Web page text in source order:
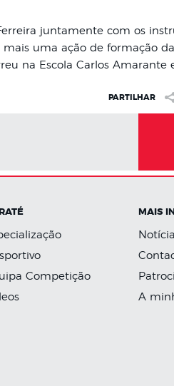
juntamente com os
uma ação de formação
na Escola Carlos Amarante
PARTILHAR
Competição
MAIS
A